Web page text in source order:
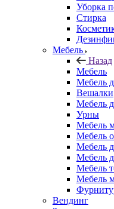
Уборка
Стирка
Мебель
Назад
Мебель
Мебель
Вешалки
Мебель
Урны
Мебель
Мебель
Мебель
Мебель
Мебель
Мебель
Вендинг